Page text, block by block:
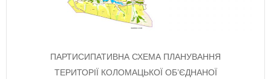
ПАРТИСИПАТИВНА СХЕМА ПЛАНУВАННЯ
ТЕРИТОРІЇ КОЛОМАЦЬКОЇ ОБ’ЄДНАНОЇ